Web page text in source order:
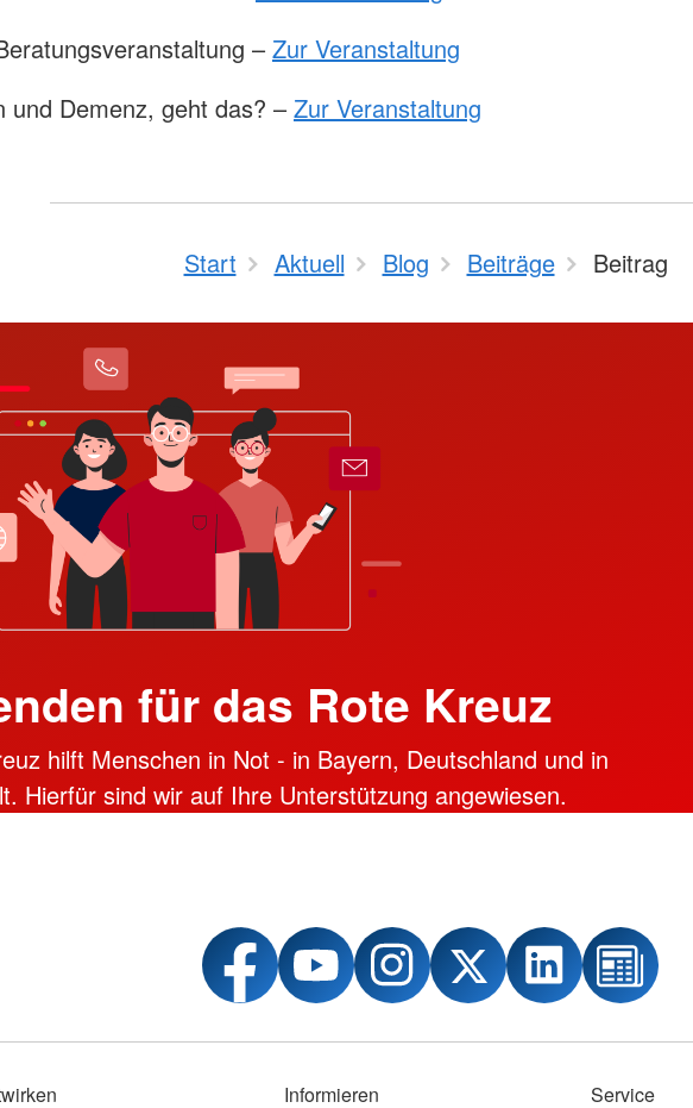
– Zur Veranstaltung
Demenz, geht das? – Zur Veranstaltung
Start Aktuell Blog Beiträge Beitrag
für das Rote Kreuz
hilft Menschen in Not - in Bayern, Deutschland und in
Hierfür sind wir auf Ihre Unterstützung angewiesen.
Informieren Service